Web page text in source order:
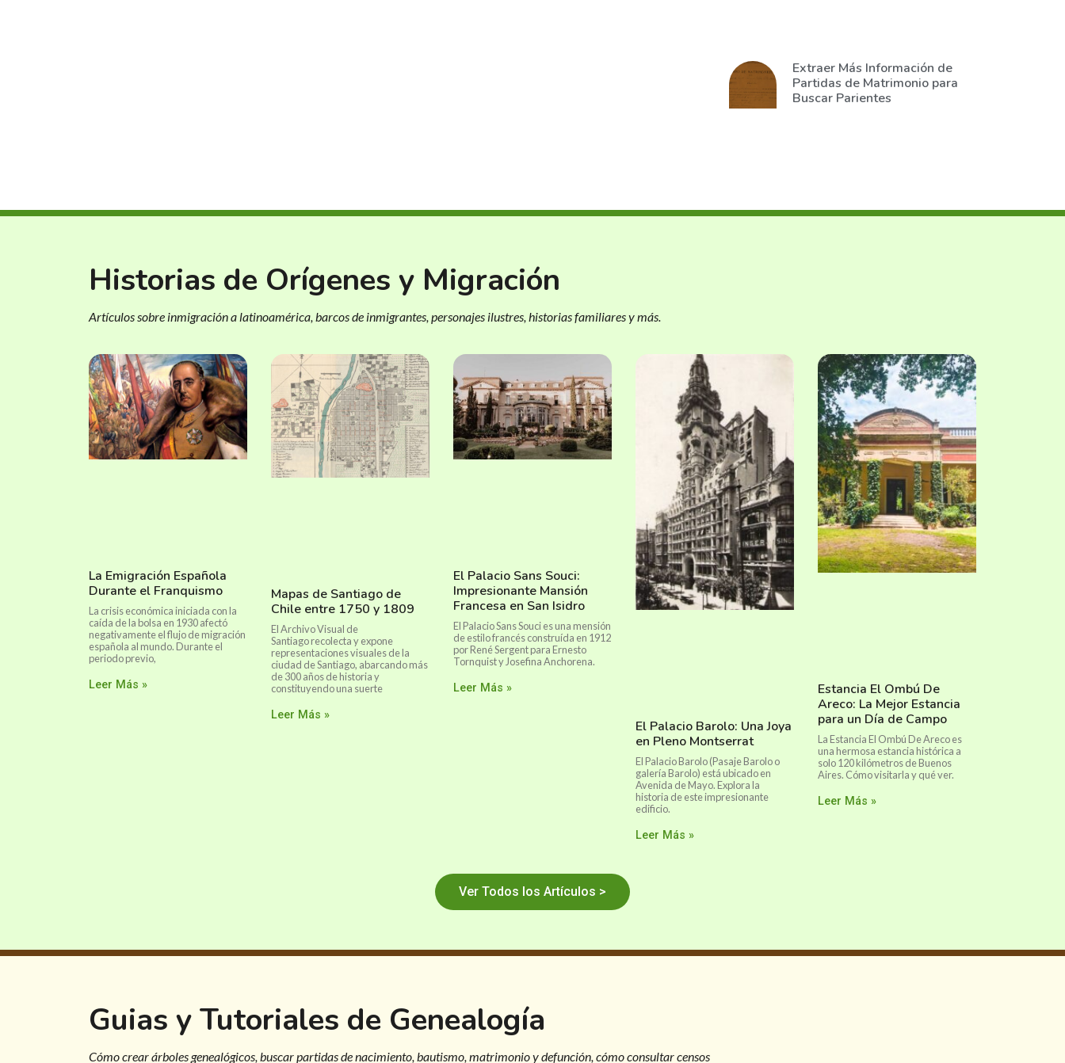
Extraer Más Información de
Partidas de Matrimonio para
Buscar Parientes
Historias de Orígenes y Migración
Artículos sobre inmigración a latinoamérica, barcos de inmigrantes, personajes ilustres, historias familiares y más.
La Emigración Española
Durante el Franquismo
La crisis económica iniciada con la
caída de la bolsa en 1930 afectó
negativamente el flujo de migración
española al mundo. Durante el
periodo previo,
Leer Más »
Mapas de Santiago de
Chile entre 1750 y 1809
El Archivo Visual de
Santiago recolecta y expone
representaciones visuales de la
ciudad de Santiago, abarcando más
de 300 años de historia y
constituyendo una suerte
Leer Más »
El Palacio Sans Souci:
Impresionante Mansión
Francesa en San Isidro
El Palacio Sans Souci es una mensión
de estilo francés construída en 1912
por René Sergent para Ernesto
Tornquist y Josefina Anchorena.
Leer Más »
El Palacio Barolo: Una Joya
en Pleno Montserrat
El Palacio Barolo (Pasaje Barolo o
galería Barolo) está ubicado en
Avenida de Mayo. Explora la
historia de este impresionante
edificio.
Leer Más »
Estancia El Ombú De
Areco: La Mejor Estancia
para un Día de Campo
La Estancia El Ombú De Areco es
una hermosa estancia histórica a
solo 120 kilómetros de Buenos
Aires. Cómo visitarla y qué ver.
Leer Más »
Ver Todos los Artículos >
Guias y Tutoriales de Genealogía
Cómo crear árboles genealógicos, buscar partidas de nacimiento, bautismo, matrimonio y defunción, cómo consultar censos